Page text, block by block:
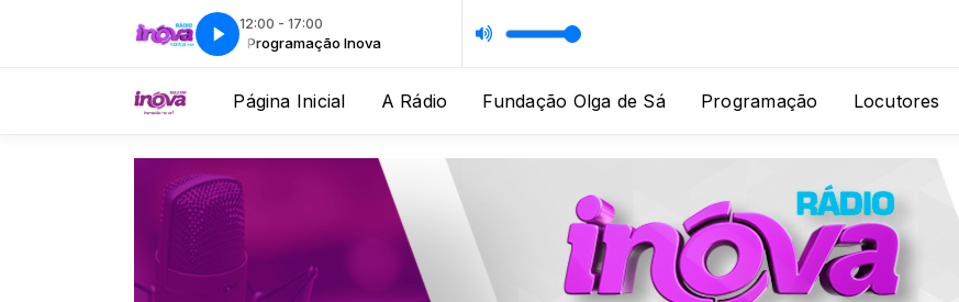
12:00 - 17:00
Programação Inova Programação Inova
Página Inicial A Rádio Fundação Olga de Sá Programação Locutores